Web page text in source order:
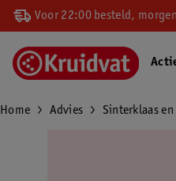
Voor 22:00 besteld,
Home Advies Sinterklaas